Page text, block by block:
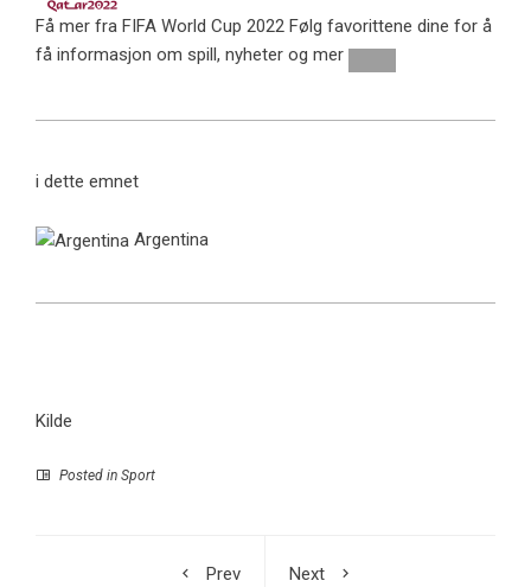
Få mer fra FIFA World Cup 2022 Følg favorittene dine for å
få informasjon om spill, nyheter og mer
i dette emnet
Argentina
Kilde
Posted in Sport
Prev
Next